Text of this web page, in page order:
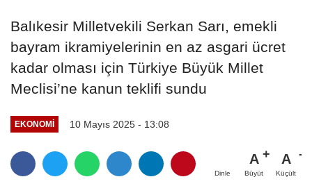
Balıkesir Milletvekili Serkan Sarı, emekli
bayram ikramiyelerinin en az asgari ücret
kadar olması için Türkiye Büyük Millet
Meclisi’ne kanun teklifi sundu
EKONOMI 10 Mayıs 2025 - 13:08
Dinle
A
Büyüt
A
Küçült